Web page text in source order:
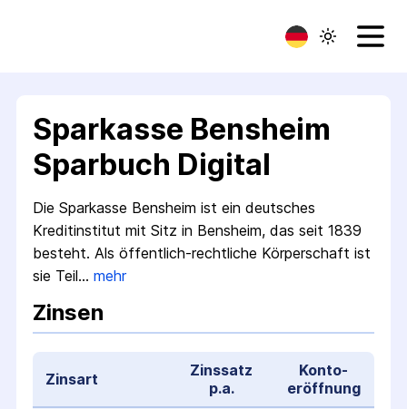
Sparkasse Bensheim
Sparbuch Digital
Die Sparkasse Bensheim ist ein deutsches
Kreditinstitut mit Sitz in Bensheim, das seit 1839
besteht. Als öffentlich-rechtliche Körperschaft ist
sie Teil… mehr
Zinsen
Zinsart
Zinssatz
p.a.
Konto­
eröffnung